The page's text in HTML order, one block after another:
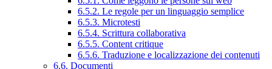
6.5.2. Le regole per un linguaggio semplice
6.5.3. Microtesti
6.5.4. Scrittura collaborativa
6.5.5. Content critique
6.5.6. Traduzione e localizzazione dei contenuti
6.6. Documenti